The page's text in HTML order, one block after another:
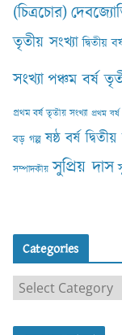
(চিত্রচোর)
তৃতীয় সংখ্যা দ্বিতীয়
সংখ্যাপঞ্চম বর্ষ
প্রথম বর্ষ তৃতীয় সংখ্যা প্রথম বর্ষ
বড় গল্প ষষ্ঠ বর্ষ
সম্পাদকীয় সুপ্রিয় দাস
Categories
a
t